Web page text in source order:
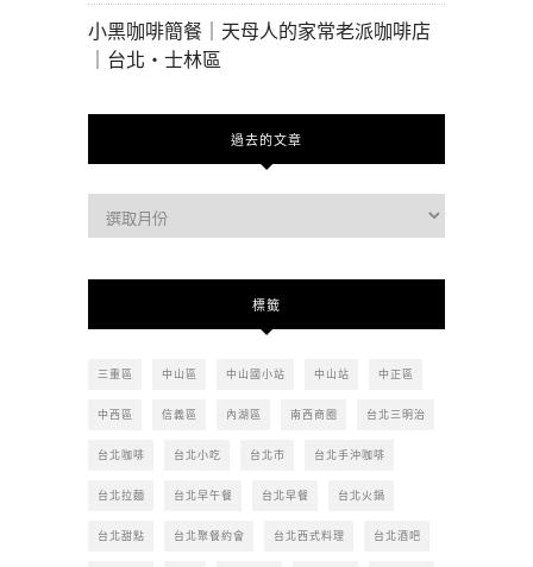
小黑咖啡簡餐｜天母人的家常老派咖啡店
｜台北・士林區
過去的文章
去
標籤
三重區 中山區 中山國小站 中山站 中正區
中西區 信義區 內湖區 南西商圈 台北三明治
台北咖啡 台北小吃 台北市 台北手沖咖啡
台北拉麵 台北早午餐 台北早餐 台北火鍋
台北甜點 台北聚餐約會 台北西式料理 台北酒吧